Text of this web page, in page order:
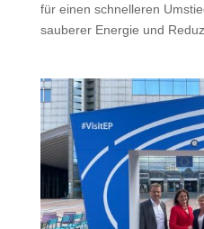
für einen schnelleren
sauberer Energie und